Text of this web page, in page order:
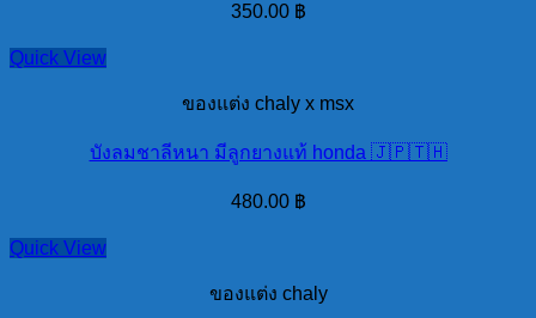
350.00 ฿
Quick View
ของแต่ง chaly x msx
บังลมชาลีหนา มีลูกยางแท้ honda 🇯🇵🇹🇭
480.00 ฿
Quick View
ของแต่ง chaly